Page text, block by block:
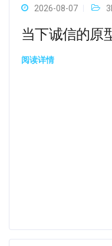
2026-08-07
当下诚信的原
阅读详情